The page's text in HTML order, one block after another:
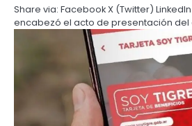
Share via: Facebook X (Twitter)
encabezó el acto de presentación del